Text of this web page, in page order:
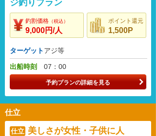
ジ釣りプラン
釣割価格 （税込）
9,000円/人
ポイント還元
1,500P
ターゲットアジ等
出船時刻 07：00
予約プランの詳細を見る
仕立
仕立 美しさが女性・子供に人